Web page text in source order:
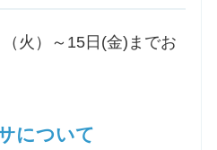
火）～15日(金)までお
について